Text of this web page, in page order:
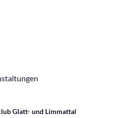
Glatt- und Limmattal